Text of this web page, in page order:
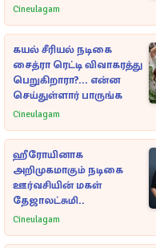
Cineulagam
கயல் சீரியல் நடிகை
சைத்ரா ரெட்டி விவாகரத்து
பெறுகிறாரா?... என்ன
செய்துள்ளார் பாருங்க
Cineulagam
ஹீரோயினாக
அறிமுகமாகும் நடிகை
ஊர்வசியின் மகள்
தேஜாலட்சுமி..
Cineulagam